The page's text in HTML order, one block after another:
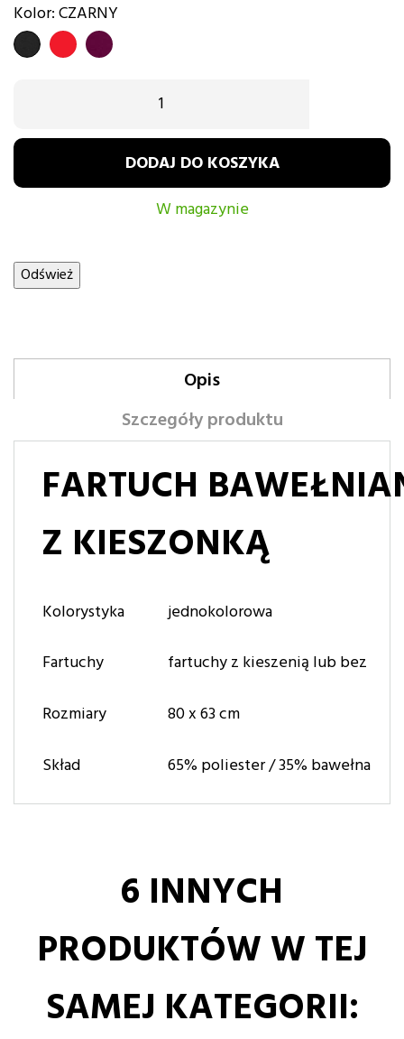
Kolor: CZARNY
CZARNYCZERWONY
burgund
DODAJ DO KOSZYKA
W magazynie
Opis
Szczegóły produktu
FARTUCH
Z KIESZONKĄ
Kolorystyka
jednokolorowa
Fartuchy
fartuchy z kieszenią lub bez
Rozmiary
80 x 63 cm
Skład
65% poliester / 35% bawełna
6 INNYCH
PRODUKTÓW W TEJ
SAMEJ KATEGORII: